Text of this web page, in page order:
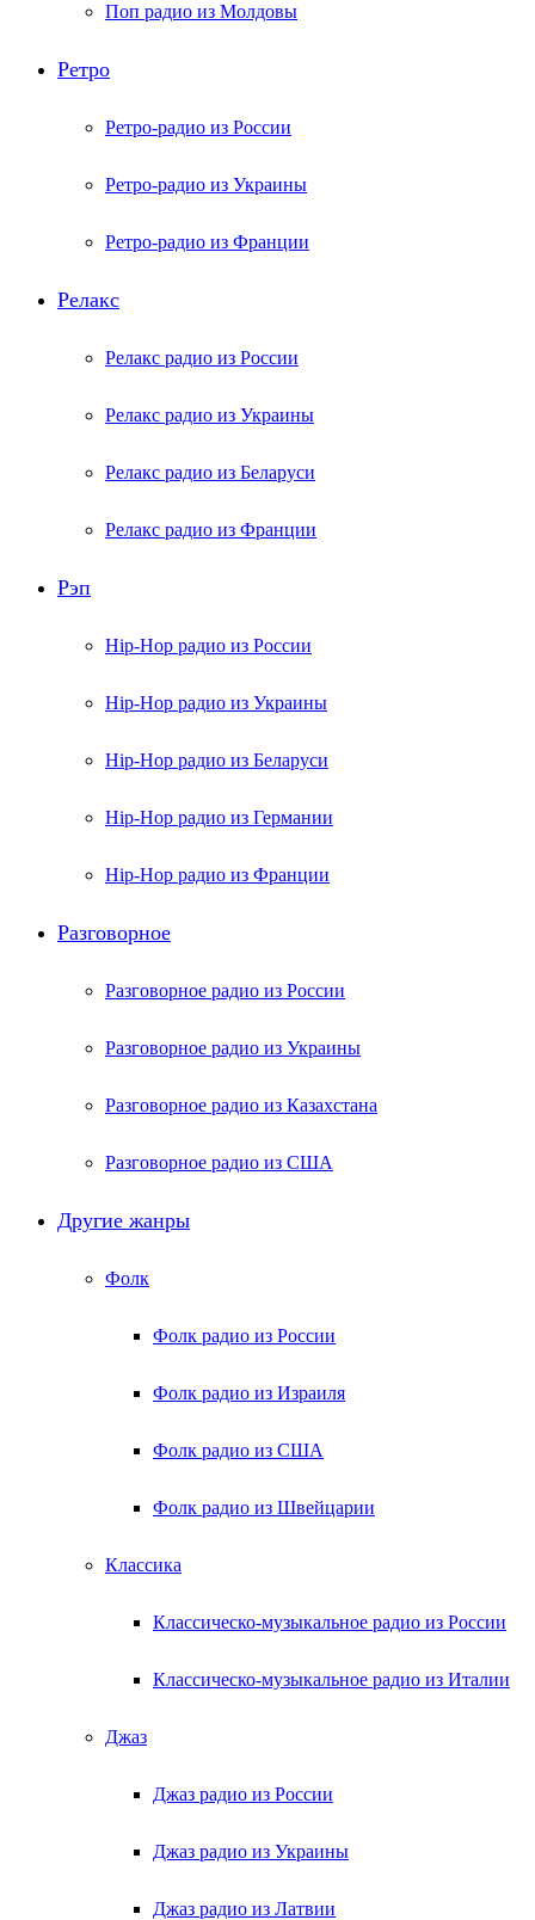
Поп радио из Молдовы
Ретро
Ретро-радио из России
Ретро-радио из Украины
Ретро-радио из Франции
Релакс
Релакс радио из России
Релакс радио из Украины
Релакс радио из Беларуси
Релакс радио из Франции
Рэп
Hip-Hop радио из России
Hip-Hop радио из Украины
Hip-Hop радио из Беларуси
Hip-Hop радио из Германии
Hip-Hop радио из Франции
Разговорное
Разговорное радио из России
Разговорное радио из Украины
Разговорное радио из Казахстана
Разговорное радио из США
Другие жанры
Фолк
Фолк радио из России
Фолк радио из Израиля
Фолк радио из США
Фолк радио из Швейцарии
Классика
Классическо-музыкальное радио из России
Классическо-музыкальное радио из Италии
Джаз
Джаз радио из России
Джаз радио из Украины
Джаз радио из Латвии